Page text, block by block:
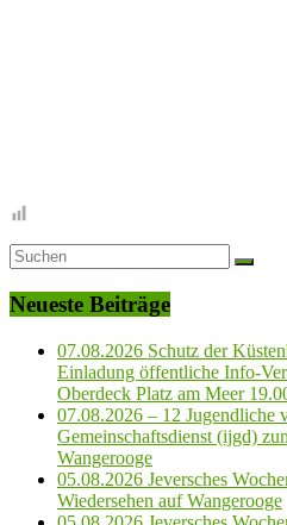
Neueste Beiträge
07.08.2026 Schutz der
Einladung öffentliche Info-
Oberdeck Platz am Meer
07.08.2026 – 12 Jugendliche
Gemeinschaftsdienst (ijgd)
Wangerooge
05.08.2026 Jeversches
Wiedersehen auf Wangerooge